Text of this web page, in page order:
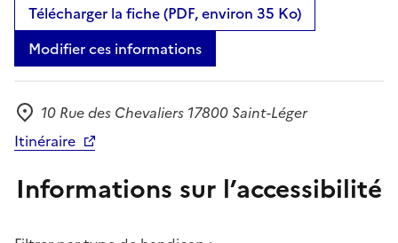
Télécharger la fiche (PDF, environ 35 Ko)
Modifier ces informations
Adresse
10 Rue des Chevaliers 17800 Saint-Léger
Itinéraire
Informations sur l’accessibilité